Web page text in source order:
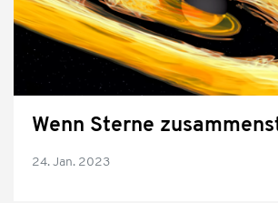
Wenn Sterne
24. Jan. 2023